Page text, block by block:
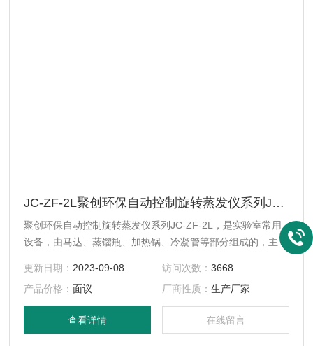
JC-ZF-2L聚创环保自动控制旋转蒸发仪系列JC-ZF-2L
聚创环保自动控制旋转蒸发仪系列JC-ZF-2L，是实验室常用
设备，由马达、蒸馏瓶、加热锅、冷凝管等部分组成的，主要
生物医药等领域。自动控制旋转蒸发仪系列JC-ZF-2L是我公
司研发的综合型油浴、水浴两用旋转蒸发器。整机计美观大
方，合理紧凑，操作简捷方便，控温准确，性能可靠。除了实
用和人性化的设计以外，坚固、耐用的性能也是产品重要的特
更新日期： 2023-09-08 访问次数： 3668
产品价格：面议 厂商性质： 生产厂家
查看详情 在线留言